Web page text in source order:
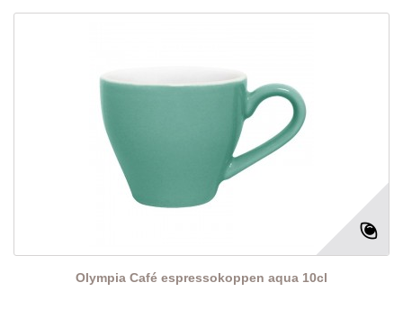
Olympia Café espressokoppen aqua 10cl